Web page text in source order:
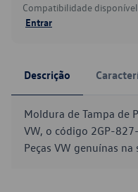
Compatibilidade
Entrar
Descrição
Moldura de Tampa de
VW, o código 2GP-
Peças VW genuínas